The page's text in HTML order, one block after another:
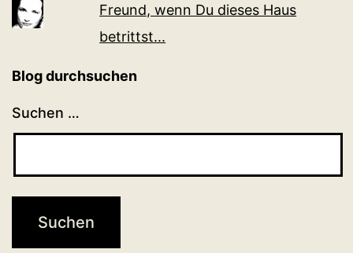
Freund, wenn Du dieses Haus
betrittst...
Blog durchsuchen
Suchen …